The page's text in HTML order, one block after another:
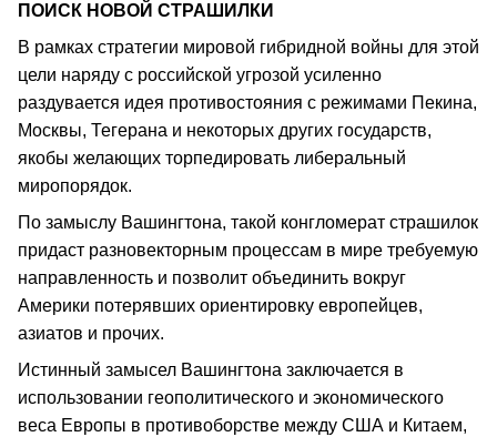
ПОИСК НОВОЙ СТРАШИЛКИ
В рамках стратегии мировой гибридной войны для этой
цели наряду с российской угрозой усиленно
раздувается идея противостояния с режимами Пекина,
Москвы, Тегерана и некоторых других государств,
якобы желающих торпедировать либеральный
миропорядок.
По замыслу Вашингтона, такой конгломерат страшилок
придаст разновекторным процессам в мире требуемую
направленность и позволит объединить вокруг
Америки потерявших ориентировку европейцев,
азиатов и прочих.
Истинный замысел Вашингтона заключается в
использовании геополитического и экономического
веса Европы в противоборстве между США и Китаем,